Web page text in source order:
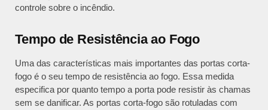
controle sobre o incêndio.
Tempo de Resistência ao Fogo
Uma das características mais importantes das portas corta-
fogo é o seu tempo de resistência ao fogo. Essa medida
especifica por quanto tempo a porta pode resistir às chamas
sem se danificar. As portas corta-fogo são rotuladas com